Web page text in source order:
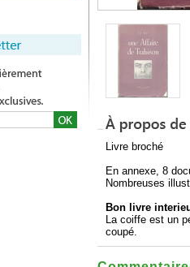
Livre broché
En annexe, 8
Nombreuses
Bon livre
La coiffe est un
coupé.